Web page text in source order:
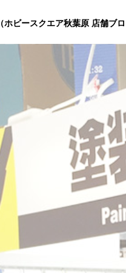
（ホビースクエア秋葉原 店舗ブ